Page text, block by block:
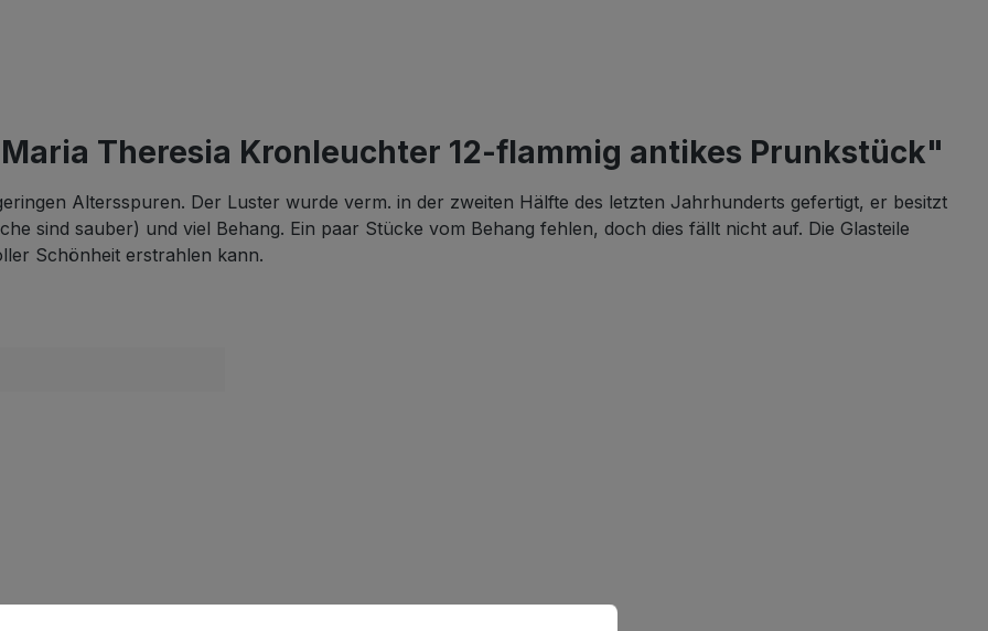
Theresia Kronleuchter 12-flammig antikes Prunkstück"
Altersspuren. Der Luster wurde verm. in der zweiten Hälfte des letzten Jahrhunderts gefertigt, er besitzt
sind sauber) und viel Behang. Ein paar Stücke vom Behang fehlen, doch dies fällt nicht auf. Die Glasteile
Schönheit erstrahlen kann.
Cookies, um eine bestmögliche Erfahrung bieten zu können.
Mehr Informationen ...